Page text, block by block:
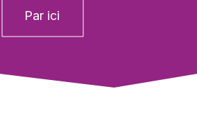
Par ici